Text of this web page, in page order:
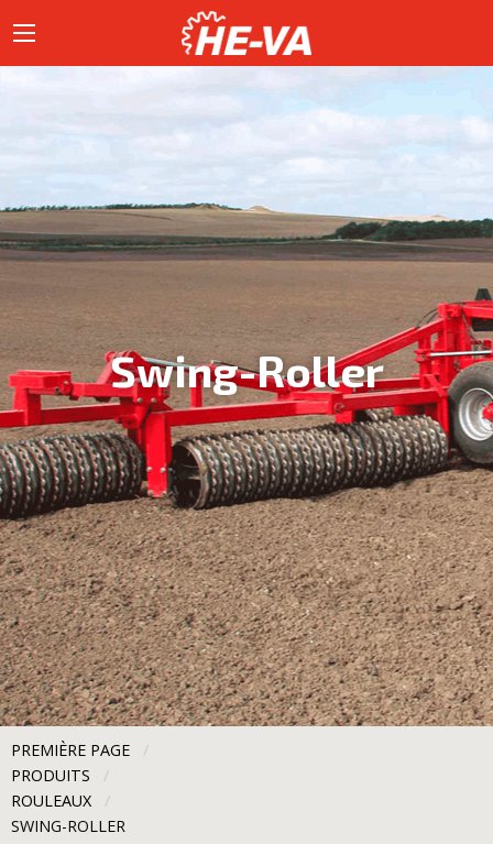
Swing-Roller
PREMIÈRE PAGE
PRODUITS
ROULEAUX
CURRENT:
SWING-ROLLER